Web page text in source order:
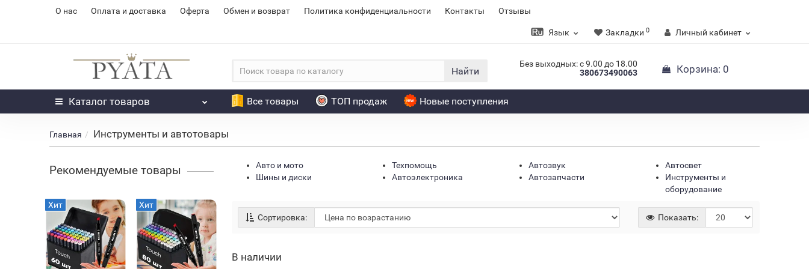
О нас Оплата и доставка Оферта Обмен и возврат Политика конфиденциальности Контакты Отзывы
Язык Закладки 0 Личный кабинет
Найти
Без выходных: с 9.00 до 18.00
380673490063
Корзина: 0
Каталог товаров Все товары ТОП продаж Новые поступления
Главная Инструменты и автотовары
Рекомендуемые товары
Хит Хит
Авто и мото
Шины и диски
Техпомощь
Автоэлектроника
Автозвук
Автозапчасти
Автосвет
Инструменты и
оборудование
Сортировка: Показать:
В наличии